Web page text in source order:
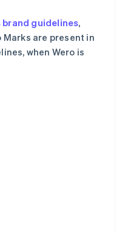
brand guidelines,
are present in
when Wero is